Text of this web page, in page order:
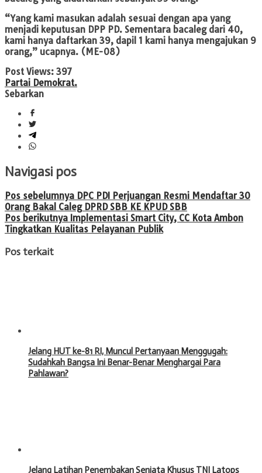
“Yang kami masukan adalah sesuai dengan apa yang
menjadi keputusan DPP PD. Sementara bacaleg dari 40,
kami hanya daftarkan 39, dapil 1 kami hanya mengajukan 9
orang,” ucapnya. (ME-08)
Post Views: 397
Partai Demokrat.
Sebarkan
Navigasi pos
Pos sebelumnya DPC PDI Perjuangan Resmi Mendaftar 30
Orang Bakal Caleg DPRD SBB KE KPUD SBB
Pos berikutnya Implementasi Smart City, CC Kota Ambon
Tingkatkan Kualitas Pelayanan Publik
Pos terkait
Jelang HUT ke-81 RI, Muncul Pertanyaan Menggugah:
Sudahkah Bangsa Ini Benar-Benar Menghargai Para
Pahlawan?
Jelang Latihan Penembakan Senjata Khusus TNI Latops